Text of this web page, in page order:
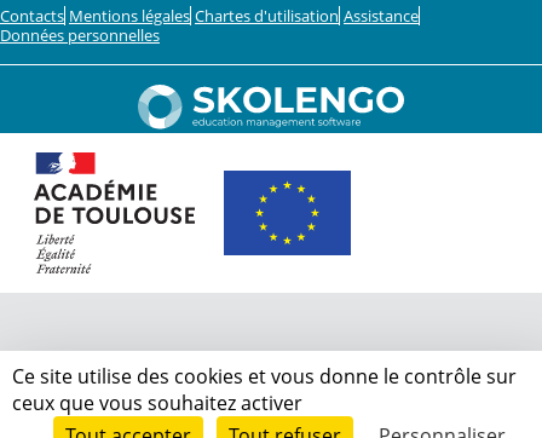
Contacts Mentions légales Chartes d'utilisation Assistance
Données personnelles
Ce site utilise des cookies et vous donne le contrôle sur
ceux que vous souhaitez activer